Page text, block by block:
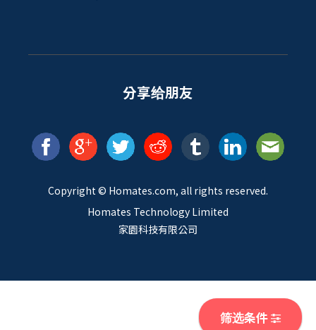
筛选条件
分享给朋友
Copyright © Homates.com, all rights reserved.
Homates Technology Limited
家園科技有限公司